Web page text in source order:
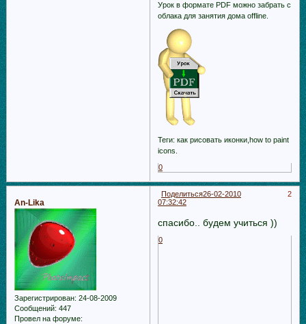
Урок в формате PDF можно забрать с
облака для занятия дома offline.
Теги: как рисовать иконки,how to paint
icons.
0
Поделиться 2
26-02-2010
07:32:42
An-Lika
Зарегистрирован: 24-08-2009
Сообщений: 447
Провел на форуме:
спасибо.. будем учиться ))
0